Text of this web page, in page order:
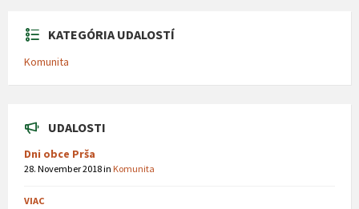
KATEGÓRIA UDALOSTÍ
Komunita
UDALOSTI
Dni obce Prša
28. November 2018in Komunita
VIAC